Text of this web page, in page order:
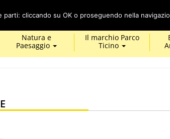
Natura e
Paesaggio
Il marchio Parco
Ticino
cliccando su OK o proseguendo nella